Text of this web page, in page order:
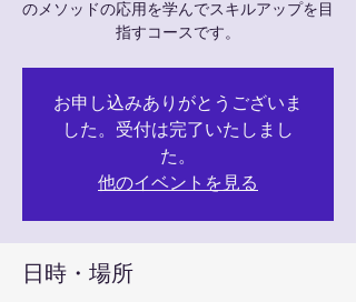
のメソッドの応用を学んでスキルアップを目
お申し込みありがとうございま
した。受付は完了いたしまし
た。
他のイベントを見る
日時・場所